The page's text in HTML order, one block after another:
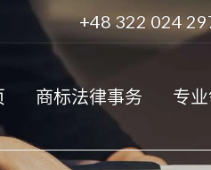
+48 322 024
商标法律事务 专